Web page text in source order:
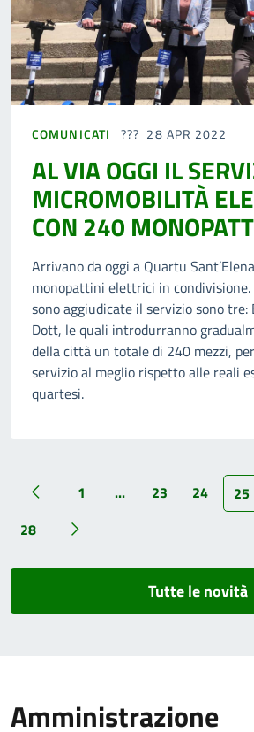
COMUNICATI 28 APR 2022
AL VIA OGGI IL
MICROMOBILITÀ
CON 240
Arrivano da oggi a Quartu
monopattini elettrici in condivisione.
sono aggiudicate il servizio sono
Dott, le quali introdurranno
della città un totale di 240 mezzi,
servizio al meglio rispetto alle reali
quartesi.
1 ... 23 24 25
28
Tutte le novità
Amministrazione